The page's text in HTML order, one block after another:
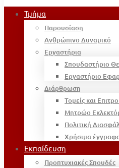
for:
Τμήμα
Παρουσίαση
Ανθρώπινο Δυναμικό
Εργαστήρια
Σπουδαστήριο
Εργαστήριο
Διάρθρωση
Τομείς και
Μητρώο
Πολιτική
Χρήσιμα
Εκπαίδευση
Προπτυχιακές Σπουδές